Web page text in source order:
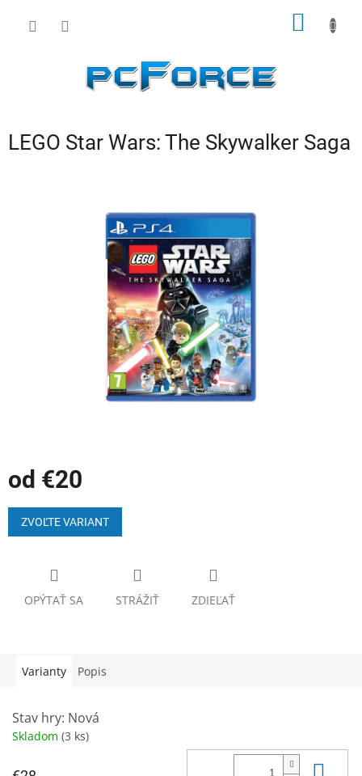
LEGO Star Wars: The Skywalker Saga
od €20
Jednotková
cena:
ZVOĽTE VARIANT
OPÝTAŤ SA STRÁŽIŤ ZDIEĽAŤ
Varianty Popis
Stav hry: Nová
Skladom (3 ks)